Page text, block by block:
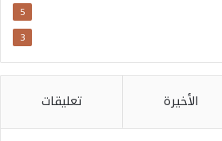
5
3
الأخيرة تعليقات